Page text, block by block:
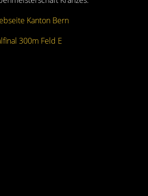
Kanton Bern
300m Feld E